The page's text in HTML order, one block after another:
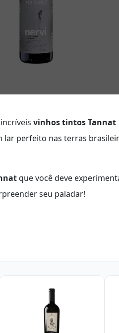
vinhos tintos Tannat
lar perfeito nas terras
que você deve
seu paladar!